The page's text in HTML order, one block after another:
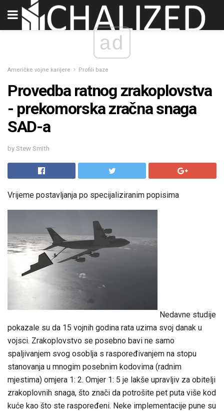
ad
Američke vojne karijere Profili baze
Provedba ratnog zrakoplovstva
- prekomorska zračna snaga
SAD-a
by Stew Smith
Vrijeme postavljanja po specijaliziranim popisima
Nedavne studije
pokazale su da 15 vojnih godina rata uzima svoj danak u
vojsci. Zrakoplovstvo se posebno bavi ne samo
spaljivanjem svog osoblja s raspoređivanjem na stopu
stanovanja u mnogim posebnim kodovima (radnim
mjestima) omjera 1: 2. Omjer 1: 5 je lakše upravljiv za obitelji
zrakoplovnih snaga, što znači da potrošite pet puta više kod
kuće kao što ste raspoređeni. Neke implementacije pune su